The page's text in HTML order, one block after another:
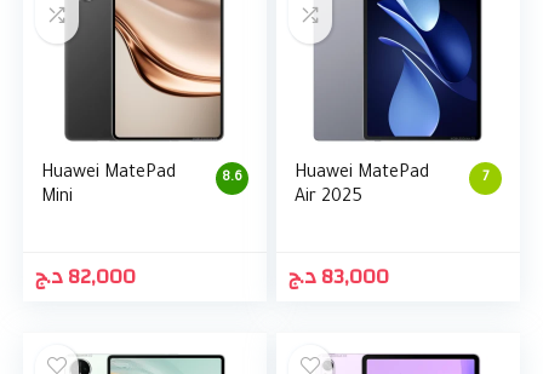
8.6
Huawei MatePad
Mini
82,000د.ج
7
Huawei MatePad
Air 2025
83,000د.ج